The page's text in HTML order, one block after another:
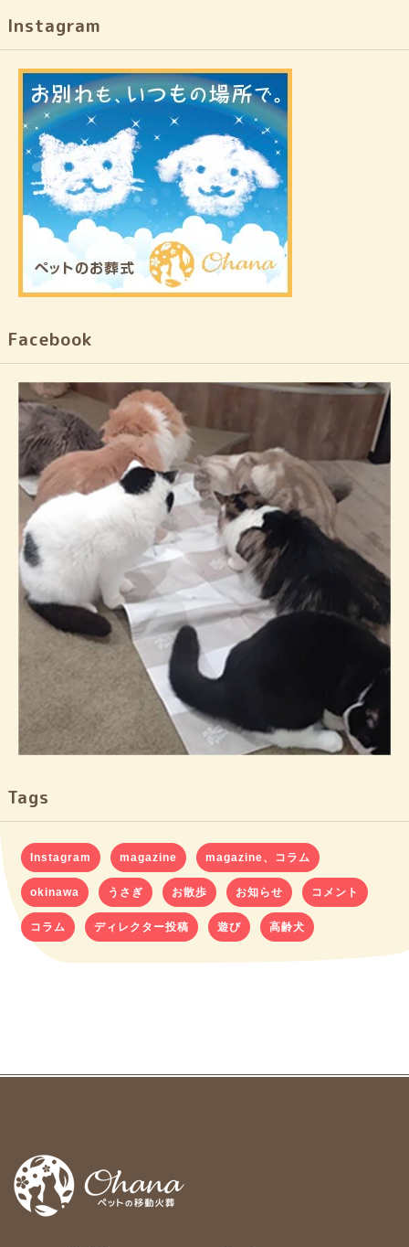
Instagram
Facebook
Tags
Instagram magazine magazine、コラム
okinawa うさぎ お散歩 お知らせ コメント
コラム ディレクター投稿 遊び 高齢犬